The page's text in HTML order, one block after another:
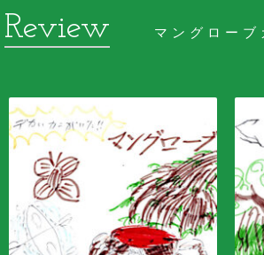
マングローブ